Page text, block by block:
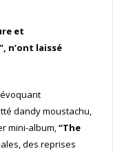
et
n’ont laissé
dandy moustachu,
mini-album,“The
des reprises